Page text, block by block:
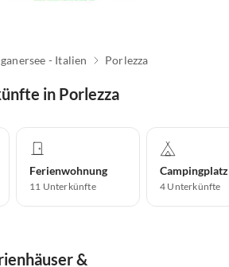
- Italien Porlezza
in Porlezza
Ferienwohnung
11 Unterkünfte
Campingplatz
4 Unterkünfte
&